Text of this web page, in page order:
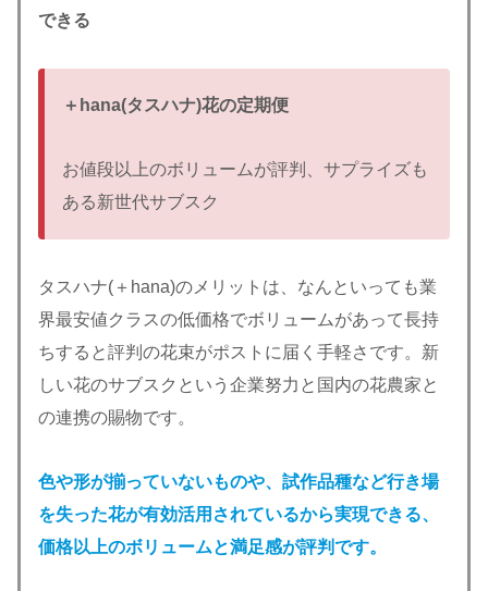
できる
＋hana(タスハナ)花の定期便
お値段以上のボリュームが評判、サプライズも
ある新世代サブスク
タスハナ(＋hana)のメリットは、なんといっても業
界最安値クラスの低価格でボリュームがあって長持
ちすると評判の花束がポストに届く手軽さです。新
しい花のサブスクという企業努力と国内の花農家と
の連携の賜物です。
色や形が揃っていないものや、試作品種など行き場
を失った花が有効活用されているから実現できる、
価格以上のボリュームと満足感が評判です。